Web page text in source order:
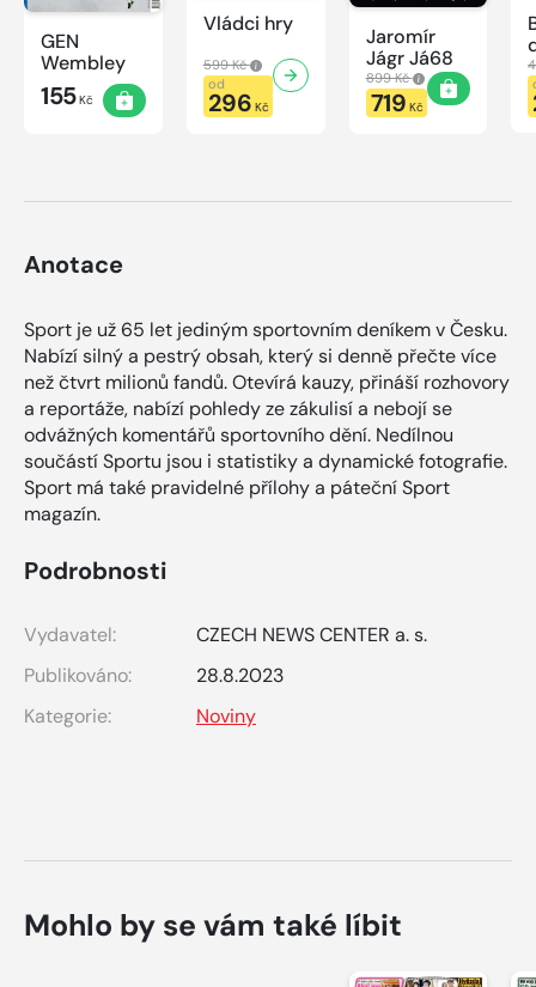
GEN
Wembley
155Kč
Vládci hry
599 Kč
od
296 Kč
Jaromír
Jágr Já68
899 Kč
719 Kč
Anotace
Sport je už 65 let jediným sportovním deníkem v Česku.
Nabízí silný a pestrý obsah, který si denně přečte více
než čtvrt milionů fandů. Otevírá kauzy, přináší rozhovory
a reportáže, nabízí pohledy ze zákulisí a nebojí se
odvážných komentářů sportovního dění. Nedílnou
součástí Sportu jsou i statistiky a dynamické fotografie.
Sport má také pravidelné přílohy a páteční Sport
magazín.
Podrobnosti
Vydavatel:
CZECH NEWS CENTER a. s.
Publikováno:
28.8.2023
Kategorie:
Noviny
Mohlo by se vám také líbit